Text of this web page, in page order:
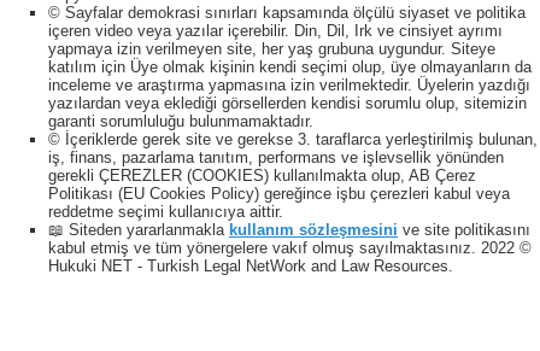
© Sayfalar demokrasi sınırları kapsamında ölçülü siyaset ve politika
içeren video veya yazılar içerebilir. Din, Dil, Irk ve cinsiyet ayrımı
yapmaya izin verilmeyen site, her yaş grubuna uygundur. Siteye
katılım için Üye olmak kişinin kendi seçimi olup, üye olmayanların da
inceleme ve araştırma yapmasına izin verilmektedir. Üyelerin yazdığı
yazılardan veya eklediği görsellerden kendisi sorumlu olup, sitemizin
garanti sorumluluğu bulunmamaktadır.
© İçeriklerde gerek site ve gerekse 3. taraflarca yerleştirilmiş bulunan,
iş, finans, pazarlama tanıtım, performans ve işlevsellik yönünden
gerekli ÇEREZLER (COOKIES) kullanılmakta olup, AB Çerez
Politikası (EU Cookies Policy) gereğince işbu çerezleri kabul veya
reddetme seçimi kullanıcıya aittir.
📖 Siteden yararlanmakla kullanım sözleşmesini ve site politikasını
kabul etmiş ve tüm yönergelere vakıf olmuş sayılmaktasınız. 2022 ©
Hukuki NET - Turkish Legal NetWork and Law Resources.